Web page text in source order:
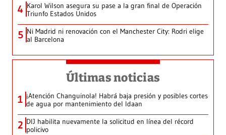
4 Karol Wilson asegura su pase a la gran final de Operación
Triunfo Estados Unidos
5 Ni Madrid ni renovación con el Manchester City: Rodri elige
al Barcelona
Últimas noticias
1 ¡Atención Changuinola! Habrá baja presión y posibles cortes
de agua por mantenimiento del Idaan
2 DIJ habilita nuevamente la solicitud en línea del récord
policivo